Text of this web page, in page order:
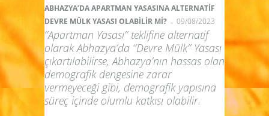
ABHAZYA’DA APARTMAN YASASINA ALTERNATİF
DEVRE MÜLK YASASI OLABİLİR Mİ? - 09/08/2023
‘’Apartman Yasası’’ teklifine alternatif
olarak Abhazya’da ‘’Devre Mülk’’ Yasası
çıkartılabilirse, Abhazya’nın hassas olan
demografik dengesine zarar
vermeyeceği gibi, demografik yapısına
süreç içinde olumlu katkısı olabilir.